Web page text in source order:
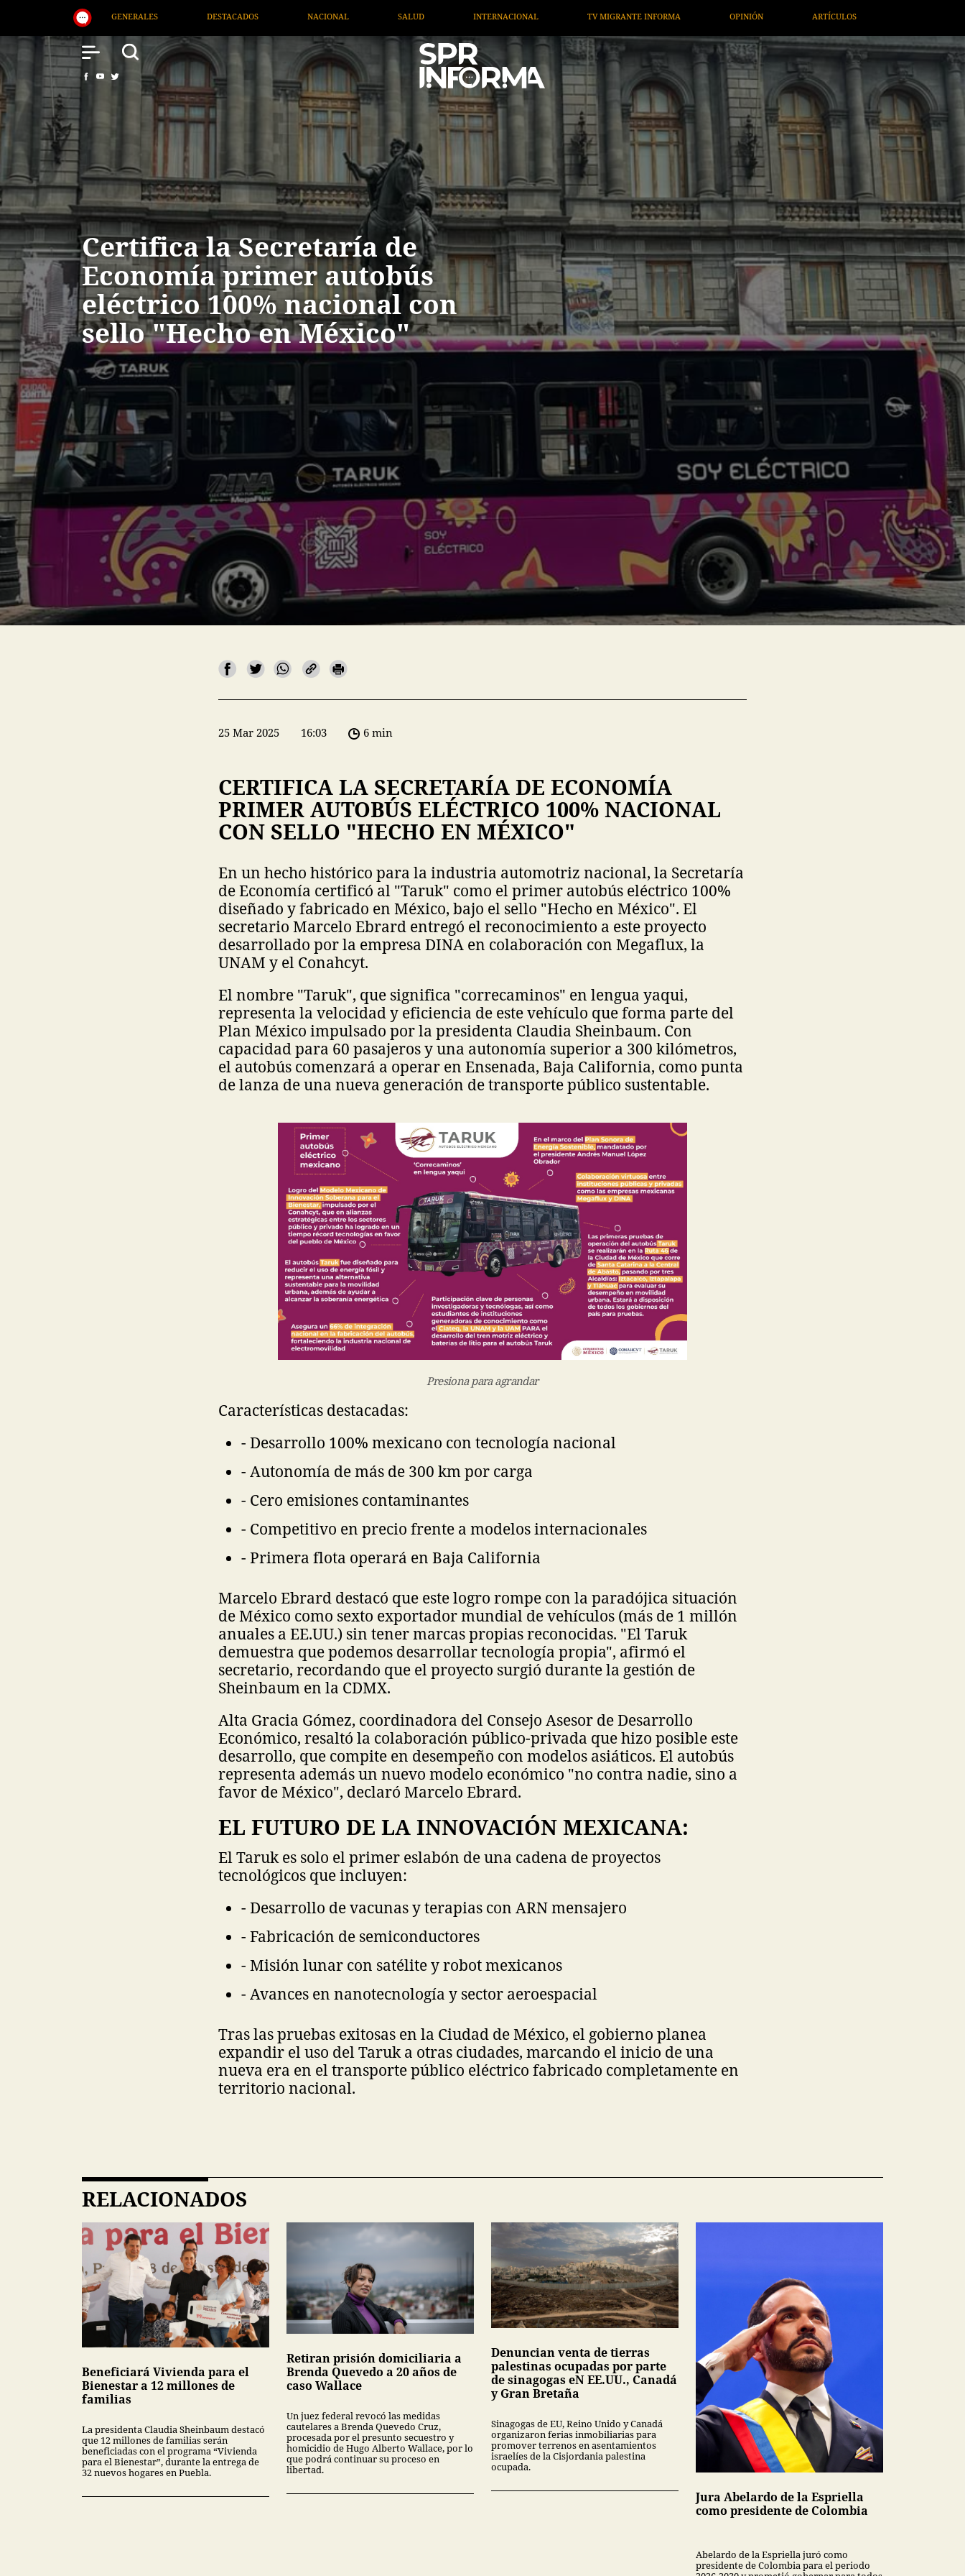
NACIONAL INTERNACIONAL TV MIGRANTE INFORMA OPINIÓN ARTÍCULOS ARTE / ENTRETENIMIENTO ECONOMÍA / NEGOCIOS
Certifica la Secretaría de
Economía primer autobús
eléctrico 100% nacional con
sello "Hecho en México"
25 Mar 2025 16:03 6 min
CERTIFICA LA SECRETARÍA DE ECONOMÍA
PRIMER AUTOBÚS ELÉCTRICO 100% NACIONAL
CON SELLO "HECHO EN MÉXICO"
En un hecho histórico para la industria automotriz nacional, la Secretaría
de Economía certificó al "Taruk" como el primer autobús eléctrico 100%
diseñado y fabricado en México, bajo el sello "Hecho en México". El
secretario Marcelo Ebrard entregó el reconocimiento a este proyecto
desarrollado por la empresa DINA en colaboración con Megaflux, la
UNAM y el Conahcyt.
El nombre "Taruk", que significa "correcaminos" en lengua yaqui,
representa la velocidad y eficiencia de este vehículo que forma parte del
Plan México impulsado por la presidenta Claudia Sheinbaum. Con
capacidad para 60 pasajeros y una autonomía superior a 300 kilómetros,
el autobús comenzará a operar en Ensenada, Baja California, como punta
de lanza de una nueva generación de transporte público sustentable.
Presiona para agrandar
Características destacadas:
- Desarrollo 100% mexicano con tecnología nacional
- Autonomía de más de 300 km por carga
- Cero emisiones contaminantes
- Competitivo en precio frente a modelos internacionales
- Primera flota operará en Baja California
Marcelo Ebrard destacó que este logro rompe con la paradójica situación
de México como sexto exportador mundial de vehículos (más de 1 millón
anuales a EE.UU.) sin tener marcas propias reconocidas. "El Taruk
demuestra que podemos desarrollar tecnología propia", afirmó el
secretario, recordando que el proyecto surgió durante la gestión de
Sheinbaum en la CDMX.
Alta Gracia Gómez, coordinadora del Consejo Asesor de Desarrollo
Económico, resaltó la colaboración público-privada que hizo posible este
desarrollo, que compite en desempeño con modelos asiáticos. El autobús
representa además un nuevo modelo económico "no contra nadie, sino a
favor de México", declaró Marcelo Ebrard.
EL FUTURO DE LA INNOVACIÓN MEXICANA:
El Taruk es solo el primer eslabón de una cadena de proyectos
tecnológicos que incluyen:
- Desarrollo de vacunas y terapias con ARN mensajero
- Fabricación de semiconductores
- Misión lunar con satélite y robot mexicanos
- Avances en nanotecnología y sector aeroespacial
Tras las pruebas exitosas en la Ciudad de México, el gobierno planea
expandir el uso del Taruk a otras ciudades, marcando el inicio de una
nueva era en el transporte público eléctrico fabricado completamente en
territorio nacional.
RELACIONADOS
Beneficiará Vivienda para el
Bienestar a 12 millones de
familias
La presidenta Claudia Sheinbaum destacó
que 12 millones de familias serán
beneficiadas con el programa “Vivienda
para el Bienestar”, durante la entrega de
32 nuevos hogares en Puebla.
Retiran prisión domiciliaria a
Brenda Quevedo a 20 años de
caso Wallace
Un juez federal revocó las medidas
cautelares a Brenda Quevedo Cruz,
procesada por el presunto secuestro y
homicidio de Hugo Alberto Wallace, por lo
que podrá continuar su proceso en
libertad.
Denuncian venta de tierras
palestinas ocupadas por parte
de sinagogas eN EE.UU., Canadá
y Gran Bretaña
Sinagogas de EU, Reino Unido y Canadá
organizaron ferias inmobiliarias para
promover terrenos en asentamientos
israelíes de la Cisjordania palestina
ocupada.
Jura Abelardo de la Espriella
como presidente de Colombia
Abelardo de la Espriella juró como
presidente de Colombia para el periodo